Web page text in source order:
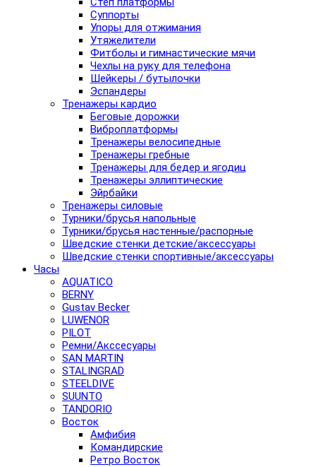
Суппорты
Упоры для отжимания
Утяжелители
Фитболы и гимнастические мячи
Чехлы на руку для телефона
Шейкеры / бутылочки
Эспандеры
Тренажеры кардио
Беговые дорожки
Виброплатформы
Тренажеры велосипедные
Тренажеры гребные
Тренажеры для бедер и ягодиц
Тренажеры эллиптические
Эйрбайки
Тренажеры силовые
Турники/брусья напольные
Турники/брусья настенные/распорные
Шведские стенки детские/аксессуары
Шведские стенки спортивные/аксессуары
Часы
AQUATICO
BERNY
Gustav Becker
LUWENOR
PILOT
Pемни/Акссесуары
SAN MARTIN
STALINGRAD
STEELDIVE
SUUNTO
TANDORIO
Восток
Амфибия
Командирские
Ретро Восток